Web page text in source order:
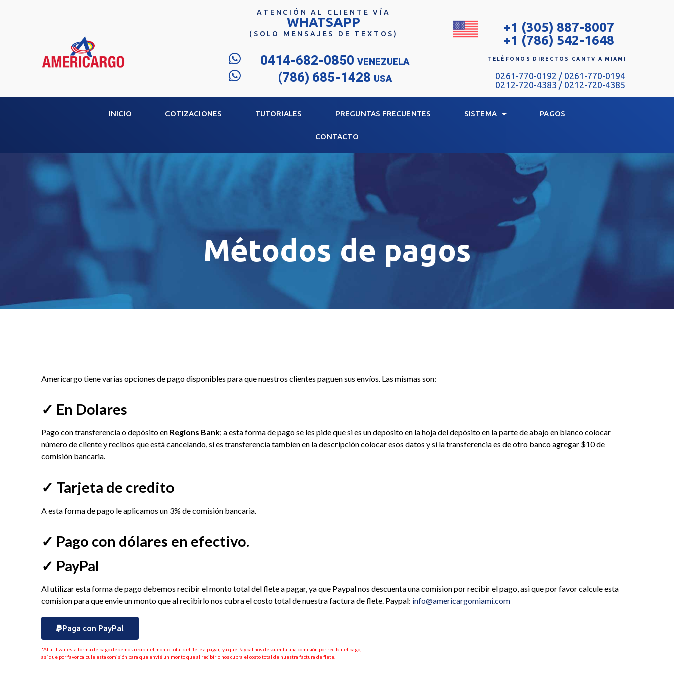
ATENCIÓN AL CLIENTE VÍA
WHATSAPP
(SOLO MENSAJES DE TEXTOS)
0414-682-0850VENEZUELA
(786) 685-1428 USA
+1 (305) 887-8007
+1 (786) 542-1648
TELÉFONOS DIRECTOS CANTV A MIAMI
0261-770-0192 / 0261-770-0194
0212-720-4383 / 0212-720-4385
INICIO COTIZACIONES TUTORIALES PREGUNTAS FRECUENTES SISTEMA PAGOS
CONTACTO
Métodos de pagos
Americargo tiene varias opciones de pago disponibles para que nuestros clientes paguen sus envíos. Las mismas son:
✓ En Dolares
Pago con transferencia o depósito en Regions Bank; a esta forma de pago se les pide que si es un deposito en la hoja del depósito en la parte de abajo en blanco colocar
número de cliente y recibos que está cancelando, si es transferencia tambien en la descripción colocar esos datos y si la transferencia es de otro banco agregar $10 de
comisión bancaria.
✓ Tarjeta de credito
A esta forma de pago le aplicamos un 3% de comisión bancaria.
✓ Pago con dólares en efectivo.
✓ PayPal
Al utilizar esta forma de pago debemos recibir el monto total del flete a pagar, ya que Paypal nos descuenta una comision por recibir el pago, asi que por favor calcule esta
comision para que envie un monto que al recibirlo nos cubra el costo total de nuestra factura de flete. Paypal: info@americargomiami.com
Paga con PayPal
*Al utilizar esta forma de pago debemos recibir el monto total del flete a pagar, ya que Paypal nos descuenta una comisión por recibir el pago,
así que por favor calcule esta comisión para que envié un monto que al recibirlo nos cubra el costo total de nuestra factura de flete.